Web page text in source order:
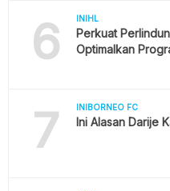
6 INIHL
Perkuat
Optimalkan
7 INIBORNEO FC
Ini Alasan Darije